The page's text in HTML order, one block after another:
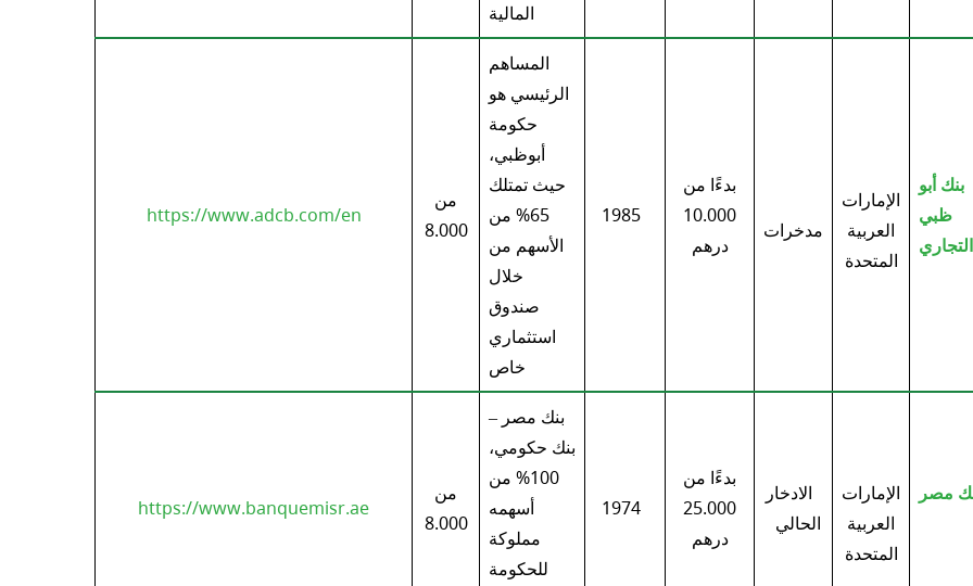
المالية
بنك أبو
ظبي
التجاري
الإمارات
العربية
المتحدة
مدخرات
بدءًا من
10.000
درهم
1985
المساهم
الرئيسي هو
حكومة
أبوظبي،
حيث تمتلك
65% من
الأسهم من
خلال
صندوق
استثماري
خاص
من
8.000
https://www.adcb.com/en
مصر
الإمارات
العربية
المتحدة
الادخار
الحالي
بدءًا من
25.000
درهم
1974
بنك مصر –
بنك حكومي،
100% من
أسهمه
مملوكة
للحكومة
من
8.000
https://www.banquemisr.ae